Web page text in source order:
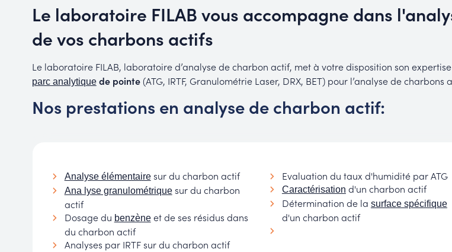
Le laboratoire FILAB vous accompagne dans
de vos charbons actifs
Le laboratoire FILAB, laboratoire d’analyse de charbon actif, met à votre disposition son
parc analytiquede pointe(ATG, IRTF, Granulométrie Laser, DRX, BET)pour l’analyse de charbons
Nos prestations en analyse de charbon actif:
Analyse élémentairesur du charbon actif
Ana lyse granulométriquesur du charbon
actif
Dosage du benzèneet de ses résidus dans
du charbon actif
Analyses par IRTF sur du charbon actif
Evaluation du taux d'humidité par ATG
Caractérisation d'un charbon actif
Détermination de la surface spécifique
d'un charbon actif